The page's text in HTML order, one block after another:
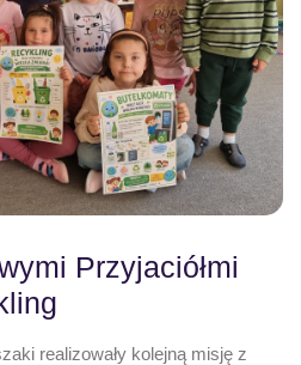
Przyjaciółmi
realizowały kolejną misję z